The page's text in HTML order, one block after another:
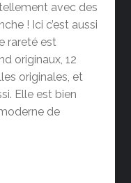
avec des
! Ici c’est aussi
rareté est
originaux, 12
originales, et
Elle est bien
de